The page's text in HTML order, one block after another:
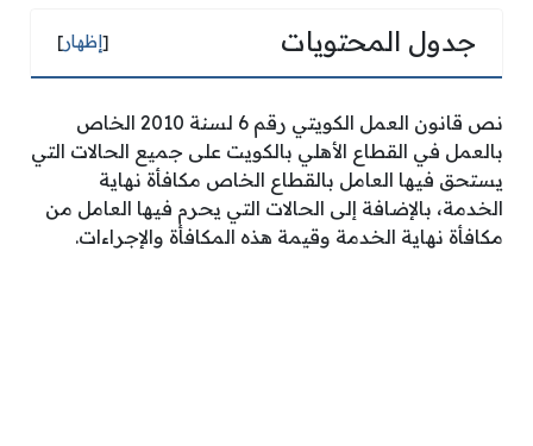
جدول المحتويات [إظهار]
نص قانون العمل الكويتي رقم 6 لسنة 2010 الخاص
بالعمل في القطاع الأهلي بالكويت على جميع الحالات التي
يستحق فيها العامل بالقطاع الخاص مكافأة نهاية
الخدمة، بالإضافة إلى الحالات التي يحرم فيها العامل من
مكافأة نهاية الخدمة وقيمة هذه المكافأة والإجراءات.